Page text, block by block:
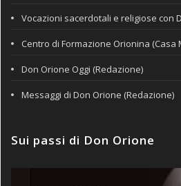
Vocazioni sacerdotali e religiose con
Centro di Formazione Orionina (Casa
Don Orione Oggi (Redazione)
Messaggi di Don Orione (Redazione)
Sui passi di Don Orione